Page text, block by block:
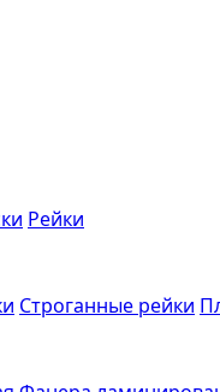
Рейки
Строганные рейки